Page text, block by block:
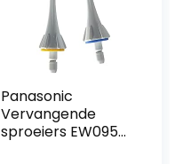
Panasonic
Vervangende
sproeiers EW0950,